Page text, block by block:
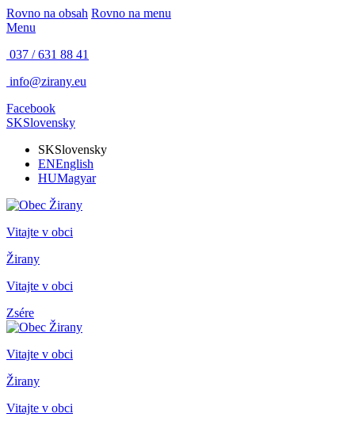
Rovno na obsah Rovno na menu
Menu
037 / 631 88 41
info@zirany.eu
Facebook
SKSlovensky
SKSlovensky
ENEnglish
HUMagyar
Vitajte v obci
Žirany
Vitajte v obci
Zsére
Vitajte v obci
Žirany
Vitajte v obci